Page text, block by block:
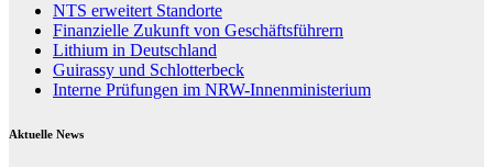
NTS erweitert Standorte
Finanzielle Zukunft von Geschäftsführern
Lithium in Deutschland
Guirassy und Schlotterbeck
Interne Prüfungen im NRW-Innenministerium
Aktuelle News